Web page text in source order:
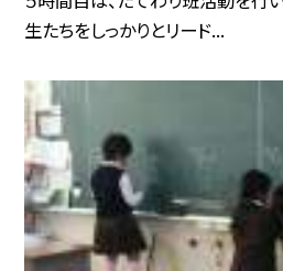
生たちをしっかりとリード...